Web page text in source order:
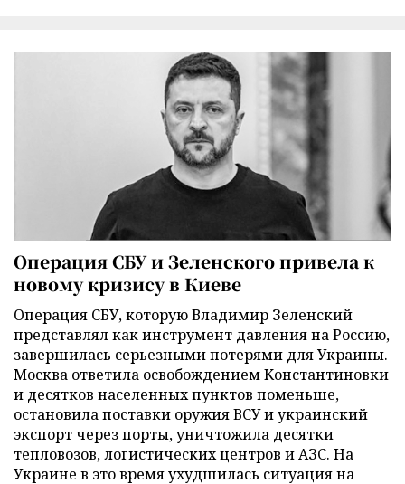
Операция СБУ и Зеленского привела к
новому кризису в Киеве
Операция СБУ, которую Владимир Зеленский
представлял как инструмент давления на Россию,
завершилась серьезными потерями для Украины.
Москва ответила освобождением Константиновки
и десятков населенных пунктов поменьше,
остановила поставки оружия ВСУ и украинский
экспорт через порты, уничтожила десятки
тепловозов, логистических центров и АЗС. На
Украине в это время ухудшилась ситуация на